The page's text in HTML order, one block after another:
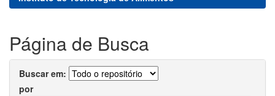
Página de Busca
Buscar em:
por